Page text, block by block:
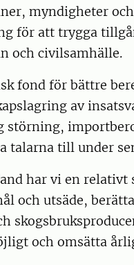
myndigheter
för att trygga
och civilsamhälle.
fond för bättre
av
störning,
talarna till under
har vi en relativt
och utsäde,
och omsätta